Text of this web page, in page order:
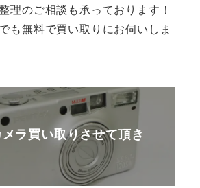
理のご相談も承っております！
も無料で買い取りにお伺いしま
ラ買い取りさせて頂き